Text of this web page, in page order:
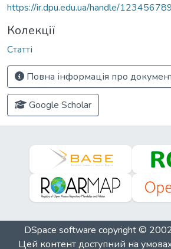
https://ir.dpu.edu.ua/handle/
Колекції
Статті
Повна інформація про
Google Scholar
DSpace software copyright ©
Цей контент доступний на умовах